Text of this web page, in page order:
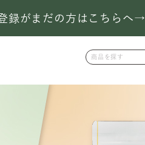
録がまだの方はこちらへ→